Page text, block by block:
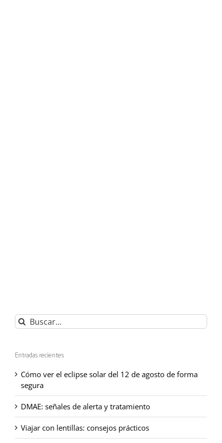
Buscar:
Entradas recientes
Cómo ver el eclipse solar del 12 de agosto de forma
segura
DMAE: señales de alerta y tratamiento
Viajar con lentillas: consejos prácticos